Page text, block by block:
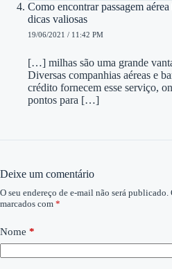
Como encontrar passagem
dicas valiosas
19/06/2021 / 11:42 PM
[…] milhas são uma grande
Diversas companhias aéreas e
crédito fornecem esse serviço,
pontos para […]
Deixe um comentário
O seu endereço de e-mail não será publicado.
marcados com *
Nome *